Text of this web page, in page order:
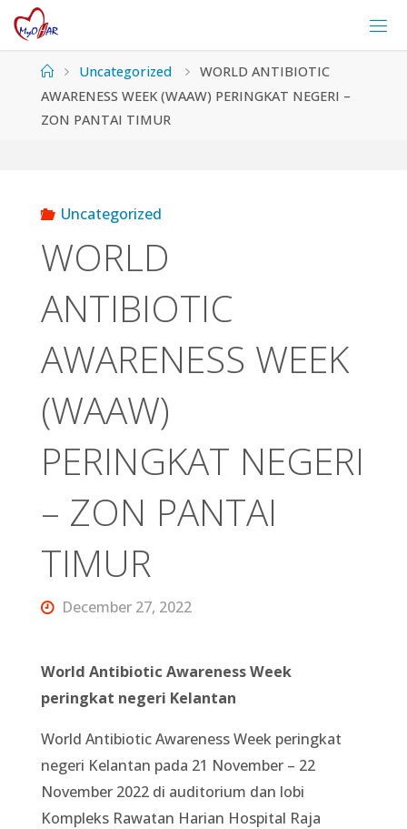
Skip
contentHomeUncategorized
WORLD ANTIBIOTIC
AWARENESS WEEK (WAAW) PERINGKAT NEGERI –
ZON PANTAI TIMUR
Uncategorized
WORLD
ANTIBIOTIC
AWARENESS WEEK
(WAAW)
PERINGKAT NEGERI
– ZON PANTAI
TIMUR
December 27, 2022
World Antibiotic Awareness Week
peringkat negeri Kelantan
World Antibiotic Awareness Week peringkat
negeri Kelantan pada 21 November – 22
November 2022 di auditorium dan lobi
Kompleks Rawatan Harian Hospital Raja